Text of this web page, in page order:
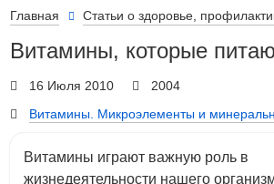
Главная Статьи о здоровье,
Витамины, которые
16 Июля 2010
2004
Витамины. Микроэлементы и
Витамины играют важную роль в
жизнедеятельности нашего